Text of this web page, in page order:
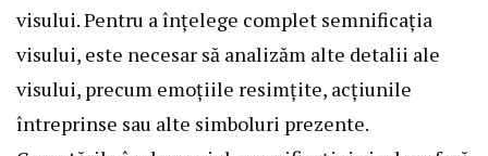
visului. Pentru a înțelege complet semnificația
visului, este necesar să analizăm alte detalii ale
visului, precum emoțiile resimțite, acțiunile
întreprinse sau alte simboluri prezente.